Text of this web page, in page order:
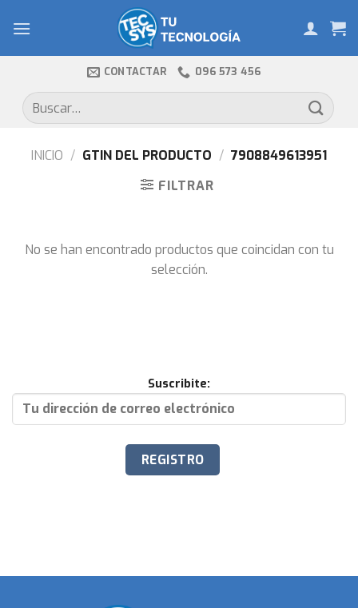
CONTACTAR 096 573 456
Buscar
por:
INICIO / GTIN DEL PRODUCTO / 7908849613951
FILTRAR
No se han encontrado productos que coincidan con tu
selección.
Suscribite: